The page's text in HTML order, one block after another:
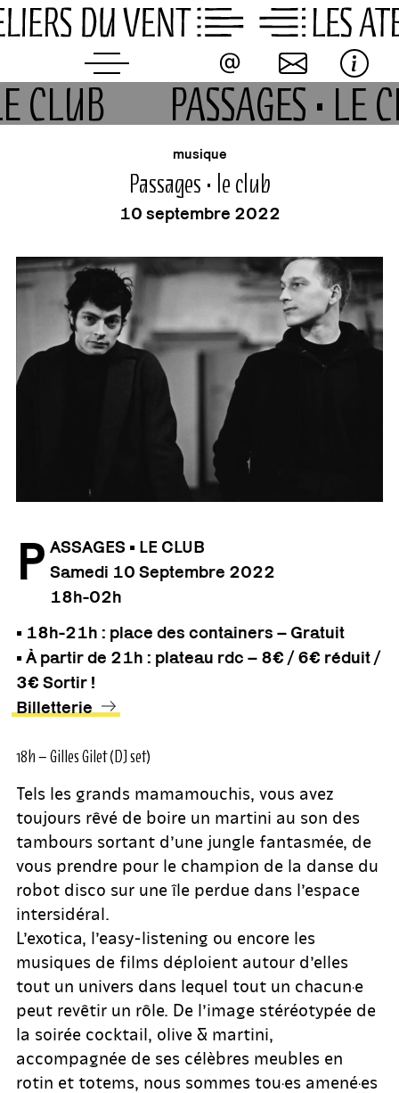
Skip
to
CLUB PASSAGES • LE
événement
musique
Passages • le club
10 septembre 2022
P ASSAGES • LE CLUB
Samedi 10 Septembre 2022
18h-02h
• 18h-21h : place des containers – Gratuit
• À partir de 21h : plateau rdc – 8€ / 6€ réduit /
3€ Sortir !
Billetterie
18h – Gilles Gilet (DJ set)
Tels les grands mamamouchis, vous avez
toujours rêvé de boire un martini au son des
tambours sortant d’une jungle fantasmée, de
vous prendre pour le champion de la danse du
robot disco sur une île perdue dans l’espace
intersidéral.
L’exotica, l’easy-listening ou encore les
musiques de films déploient autour d’elles
tout un univers dans lequel tout un chacun·e
peut revêtir un rôle. De l’image stéréotypée de
la soirée cocktail, olive & martini,
accompagnée de ses célèbres meubles en
rotin et totems, nous sommes tou·es amené·es